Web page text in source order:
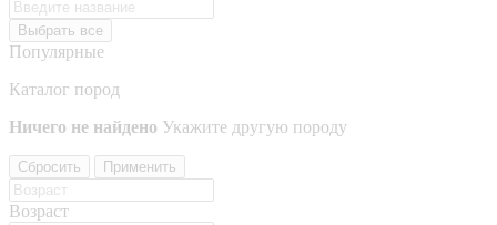
Выбрать все
Популярные
Каталог пород
Ничего не найдено Укажите другую породу
Сбросить Применить
Возраст